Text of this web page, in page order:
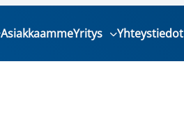
AsiakkaammeYritys Yhteystiedot